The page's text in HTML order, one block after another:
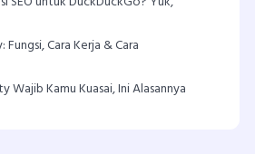
Cara Kerja & Cara
Wajib Kamu Kuasai, Ini Alasannya